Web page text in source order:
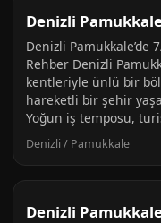
Denizli
Denizli Pamukkale’de
Rehber Denizli
kentleriyle ünlü bir
hareketli bir şehir
Yoğun iş temposu,
Denizli / Pamukkale
Denizli